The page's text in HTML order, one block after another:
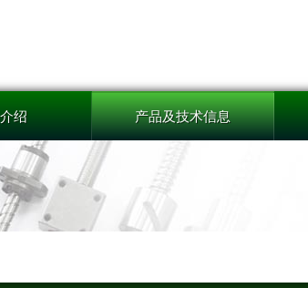
绍 产品及技术信息